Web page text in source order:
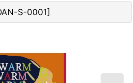
S-0001]